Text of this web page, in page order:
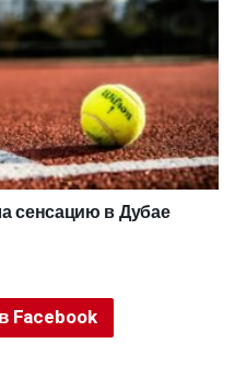
сенсацию в Дубае
Facebook